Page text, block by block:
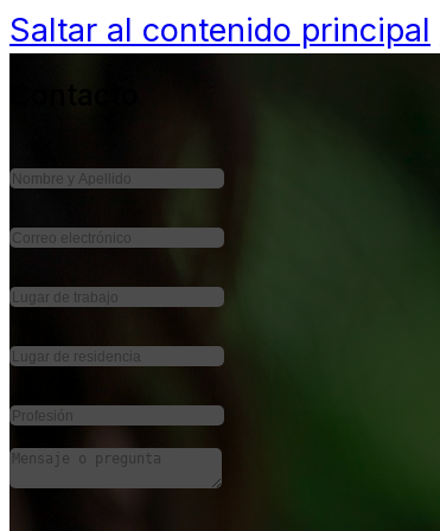
Saltar al contenido principal
INICIO
PROYECTOS
Todos los Proyectos
PUBLICACIONES
NOVEDADES
CONTACTO
ESPAÑOL